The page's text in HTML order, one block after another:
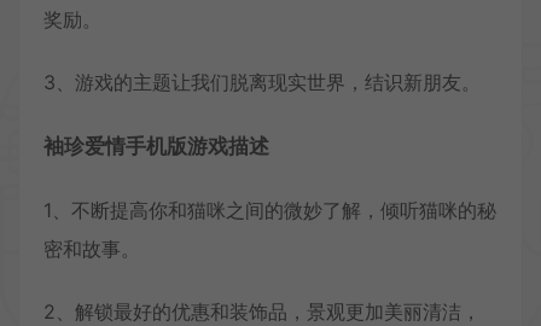
奖励。
3、游戏的主题让我们脱离现实世界，结识新朋友。
袖珍爱情手机版游戏描述
1、不断提高你和猫咪之间的微妙了解，倾听猫咪的秘
密和故事。
2、解锁最好的优惠和装饰品，景观更加美丽清洁，